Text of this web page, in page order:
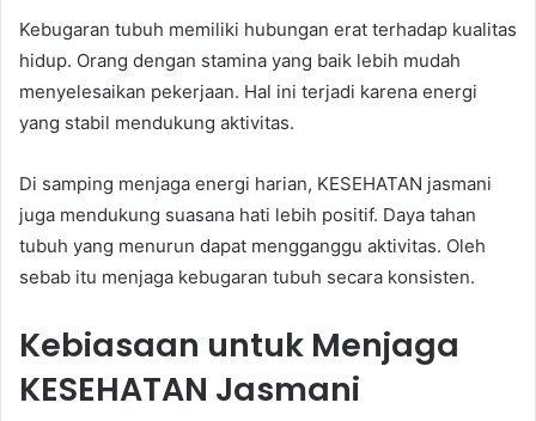
Kebugaran tubuh memiliki hubungan erat terhadap kualitas
hidup. Orang dengan stamina yang baik lebih mudah
menyelesaikan pekerjaan. Hal ini terjadi karena energi
yang stabil mendukung aktivitas.
Di samping menjaga energi harian, KESEHATAN jasmani
juga mendukung suasana hati lebih positif. Daya tahan
tubuh yang menurun dapat mengganggu aktivitas. Oleh
sebab itu menjaga kebugaran tubuh secara konsisten.
Kebiasaan untuk Menjaga
KESEHATAN Jasmani